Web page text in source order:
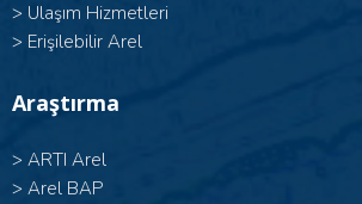
> Ulaşım Hizmetleri
> Erişilebilir Arel
Araştırma
> ARTI Arel
> Arel BAP